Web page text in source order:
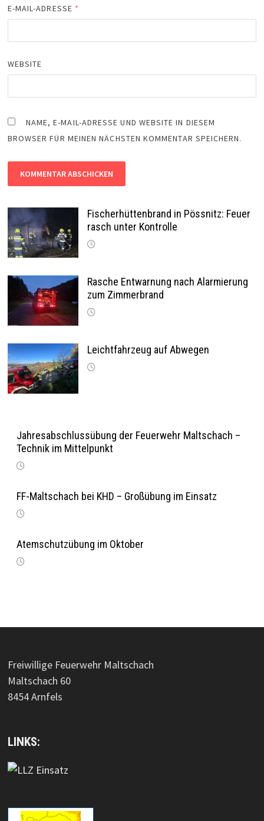
E-MAIL-ADRESSE *
WEBSITE
NAME, E-MAIL-ADRESSE UND WEBSITE IN DIESEM
BROWSER FÜR MEINEN NÄCHSTEN KOMMENTAR SPEICHERN.
Fischerhüttenbrand in Pössnitz: Feuer
rasch unter Kontrolle
Rasche Entwarnung nach Alarmierung
zum Zimmerbrand
Leichtfahrzeug auf Abwegen
Jahresabschlussübung der Feuerwehr Maltschach –
Technik im Mittelpunkt
FF-Maltschach bei KHD – Großübung im Einsatz
Atemschutzübung im Oktober
Freiwillige Feuerwehr Maltschach
Maltschach 60
8454 Arnfels
LINKS: